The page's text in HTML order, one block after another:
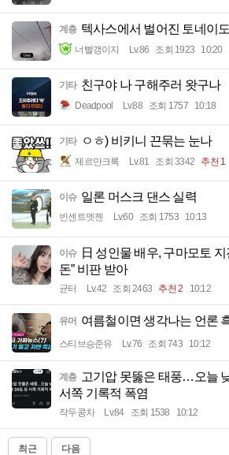
계층 텍사스에서 벌어진 토네이
너빨갱이지 Lv.86 조회 1923 10:20
기타 친구야 나 구해주러 왓구나
Deadpool Lv.88 조회 1757 10:18
기타 ㅇㅎ) 비키니 끈묶는 눈나
제르만크록 Lv.81 조회 3342 추천 1
이슈 일론 머스크 댄스 실력
빈센트멧젠 Lv.60 조회 1753 10:13
이슈
日 성인물 배우, 구마모토 지
돈” 비판 받아
균터 Lv.42 조회 2463 추천 2 10:12
유머 여름철이면 생각나는 언론
스티브승준유 Lv.76 조회 743 10:12
계층 고기압 못뚫은 태풍…오늘
서쪽 기록적 폭염
작두콩차 Lv.84 조회 1538 10:12
최근 다음